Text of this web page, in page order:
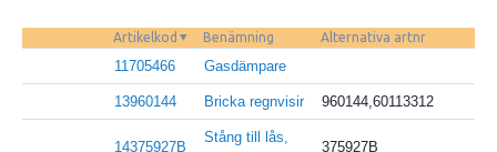
Artikelkod Benämning Alternativa artnr
11705466 Gasdämpare
13960144 Bricka regnvisir 960144,60113312
14375927B
Stång till lås,
375927B